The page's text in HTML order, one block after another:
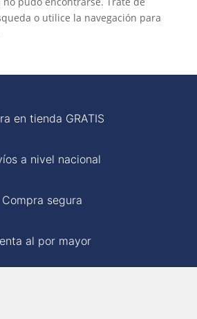
o utilice la navegación para
en tienda GRATIS
a nivel nacional
Compra segura
al por mayor